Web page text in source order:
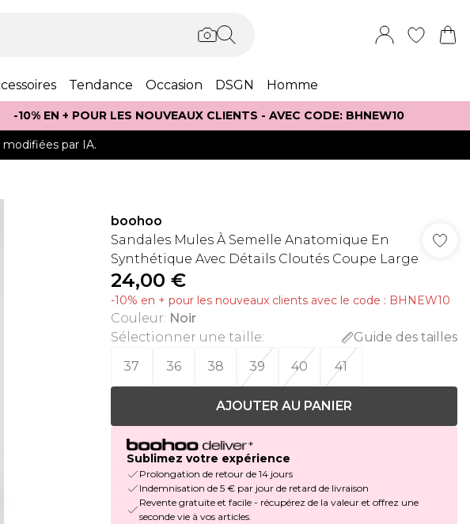
Tendance Occasion DSGN Homme
-10% EN + POUR LES NOUVEAUX CLIENTS - AVEC CODE: BHNEW10
par IA.
boohoo
Sandales Mules À Semelle Anatomique En
Synthétique Avec Détails Cloutés Coupe Large
24,00 €
-10% en + pour les nouveaux clients avec le code : BHNEW10
Couleur: Noir
Sélectionner une taille:
Guide des tailles
37
36 38 39 40 41
AJOUTER AU PANIER
Sublimez votre expérience
Prolongation de retour de 14 jours
Indemnisation de 5 € par jour de retard de livraison
Revente gratuite et facile - récupérez de la valeur et offrez une
seconde vie à vos articles.